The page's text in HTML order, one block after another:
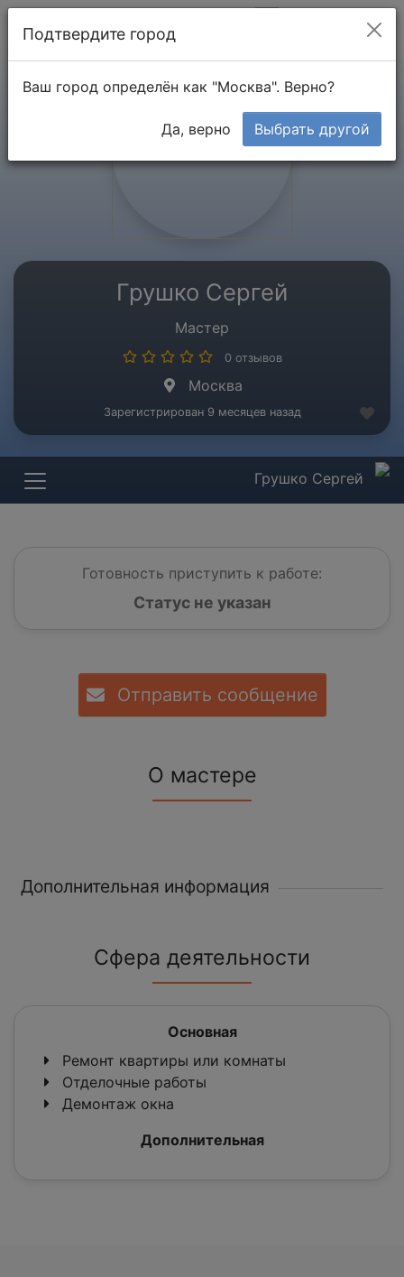
Грушко Сергей
Мастер
0 отзывов
Москва
Зарегистрирован 9 месяцев назад
Грушко Сергей
Готовность приступить к работе:
Статус не указан
Отправить сообщение
О мастере
Дополнительная информация
Сфера деятельности
Основная
Ремонт квартиры или комнаты
Отделочные работы
Демонтаж окна
Дополнительная
Подтвердите город
Ваш город определён как "Москва". Верно?
Да, верно Выбрать другой